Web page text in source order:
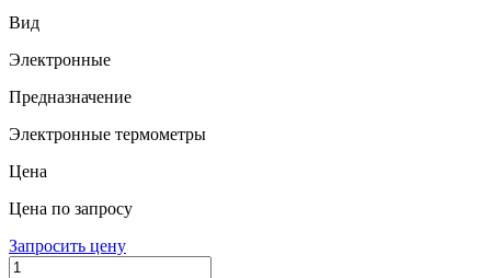
Вид
Электронные
Предназначение
Электронные термометры
Цена
Цена по запросу
Запросить цену